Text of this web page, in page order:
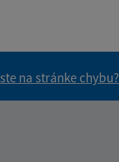
na stránke chybu?